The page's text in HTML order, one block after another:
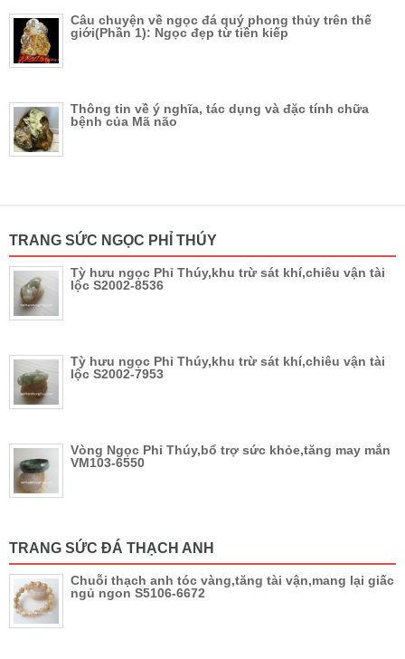
Câu chuyện về ngọc đá quý phong thủy trên thế
giới(Phần 1): Ngọc đẹp từ tiền kiếp
Thông tin về ý nghĩa, tác dụng và đặc tính chữa
bệnh của Mã não
TRANG SỨC NGỌC PHỈ THÚY
Tỳ hưu ngọc Phỉ Thúy,khu trừ sát khí,chiêu vận tài
lộc S2002-8536
Tỳ hưu ngọc Phỉ Thúy,khu trừ sát khí,chiêu vận tài
lộc S2002-7953
Vòng Ngọc Phỉ Thúy,bổ trợ sức khỏe,tăng may mắn
VM103-6550
TRANG SỨC ĐÁ THẠCH ANH
Chuỗi thạch anh tóc vàng,tăng tài vận,mang lại giấc
ngủ ngon S5106-6672